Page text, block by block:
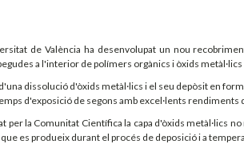
de València ha desenvolupat un nou
a l'interior de polímers orgànics i òxids
dissolució d'òxids metàl·lics i el seu depòsit en
d'exposició de segons amb excel·lents rendiments
la Comunitat Científica la capa d'òxids metàl·lics
es produeix durant el procés de deposició i a